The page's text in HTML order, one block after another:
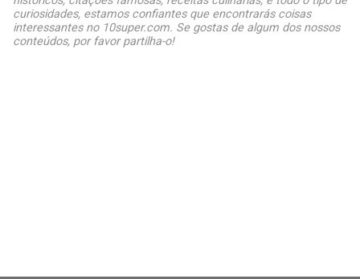
curiosidades, estamos confiantes que encontrarás coisas
interessantes no 10super.com. Se gostas de algum dos nossos
conteúdos, por favor partilha-o!